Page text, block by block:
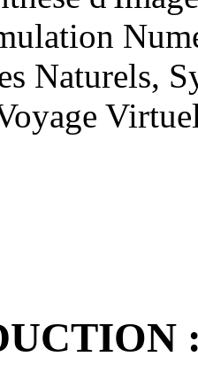
Naturels,